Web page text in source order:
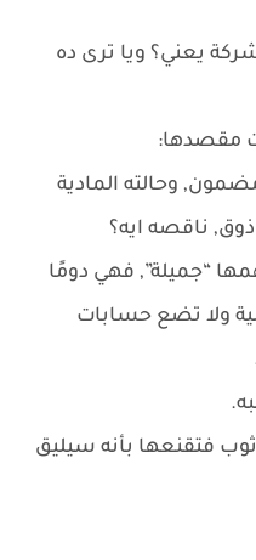
يعني؟ ويا ترى ده
مقصدها:
وحالته المادية
ناقصه ايه؟
“جميلة”, فهي دومًا
ولا تضع حسابات
ثوب فتقنعها بأنه سيليق